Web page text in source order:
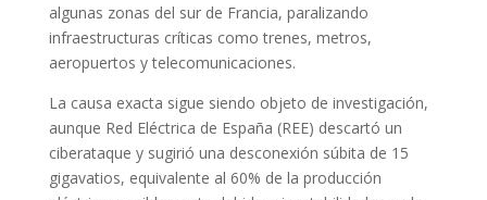
algunas zonas del sur de Francia, paralizando
infraestructuras críticas como trenes, metros,
aeropuertos y telecomunicaciones.
La causa exacta sigue siendo objeto de investigación,
aunque Red Eléctrica de España (REE) descartó un
ciberataque y sugirió una desconexión súbita de 15
gigavatios, equivalente al 60% de la producción